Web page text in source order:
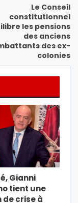
Le Conseil
constitutionnel
les pensions
des anciens
des ex-
colonies
Gianni
tient une
de crise à